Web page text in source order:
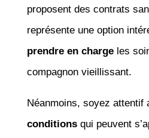
proposent des contrats
représente une option
prendre en chargeles
compagnon vieillissant.
Néanmoins, soyez attentif
conditionsqui peuvent